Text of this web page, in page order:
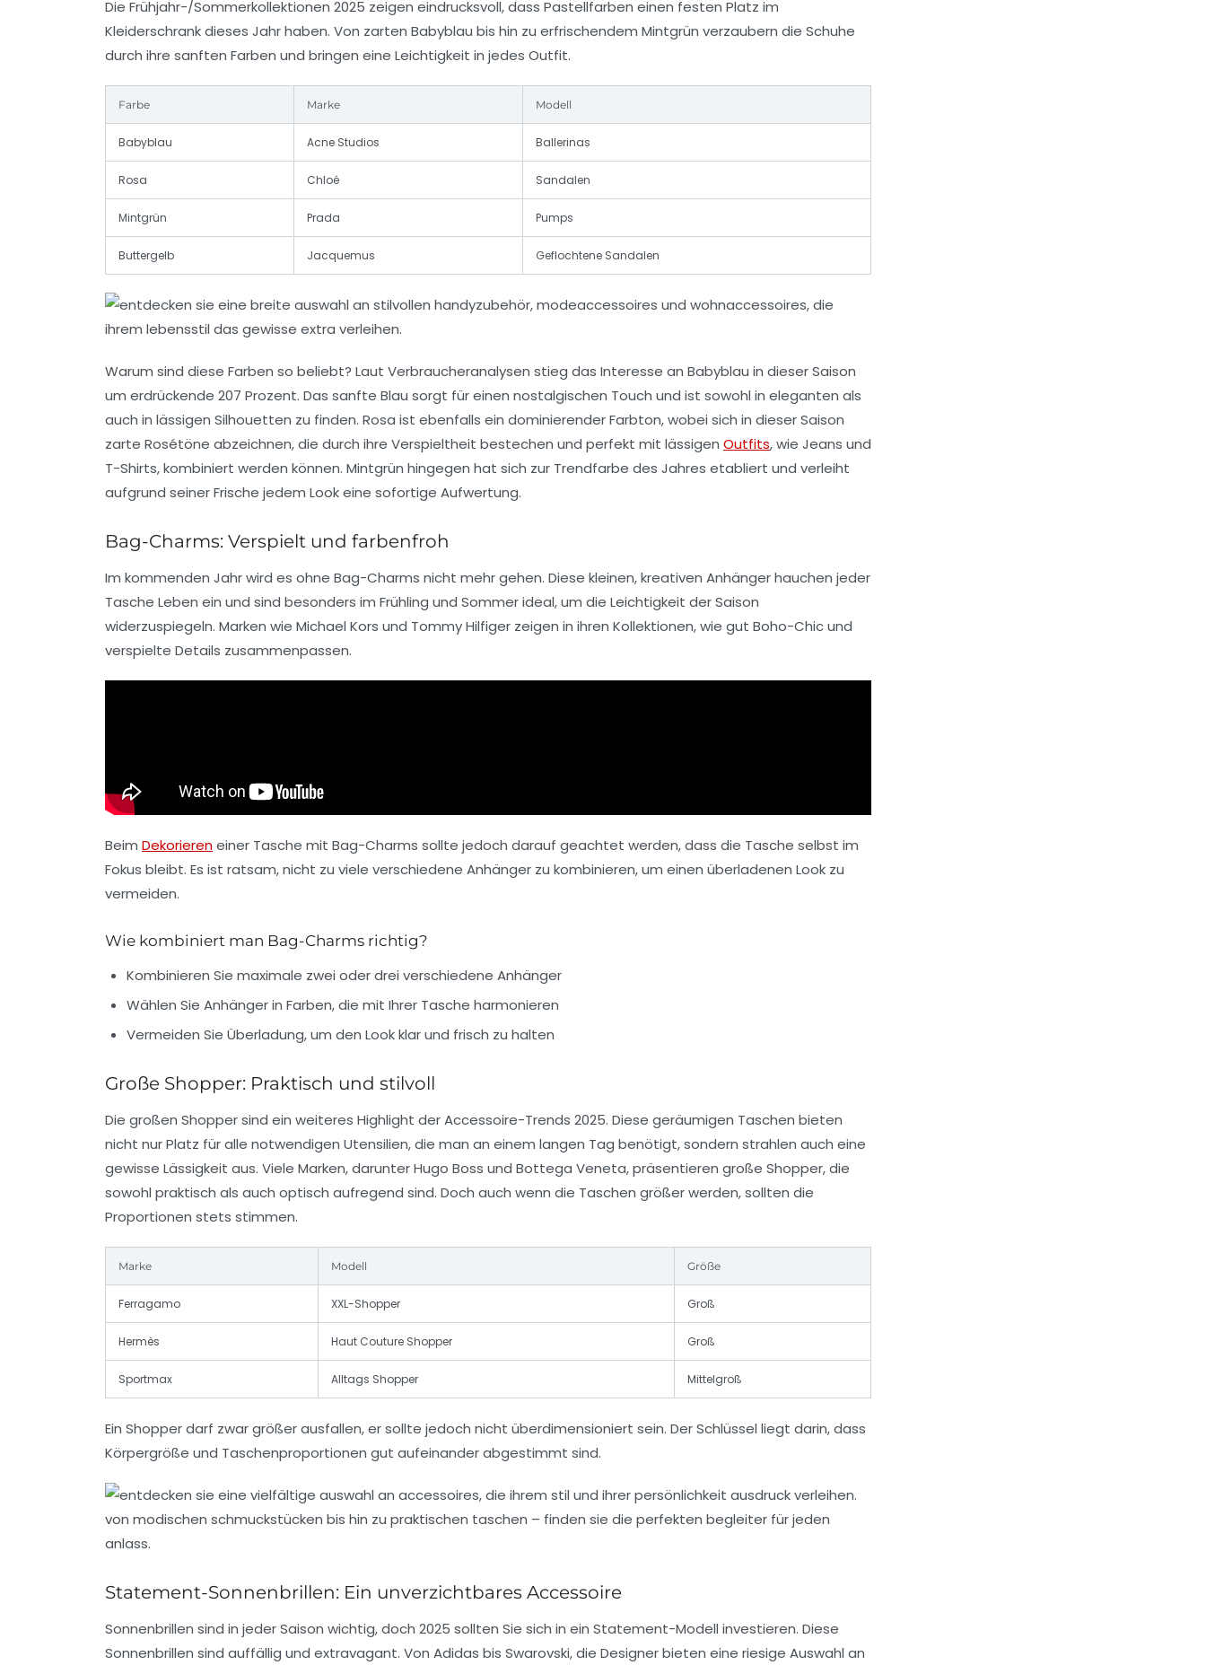
Die Frühjahr-/Sommerkollektionen 2025 zeigen eindrucksvoll, dass Pastellfarben einen festen Platz im
Kleiderschrank dieses Jahr haben. Von zarten Babyblau bis hin zu erfrischendem Mintgrün verzaubern die Schuhe
durch ihre sanften Farben und bringen eine Leichtigkeit in jedes Outfit.
Farbe Marke Modell
Babyblau Acne Studios Ballerinas
Rosa Chloé Sandalen
Mintgrün Prada Pumps
Buttergelb Jacquemus Geflochtene Sandalen
Warum sind diese Farben so beliebt? Laut Verbraucheranalysen stieg das Interesse an Babyblau in dieser Saison
um erdrückende 207 Prozent. Das sanfte Blau sorgt für einen nostalgischen Touch und ist sowohl in eleganten als
auch in lässigen Silhouetten zu finden. Rosa ist ebenfalls ein dominierender Farbton, wobei sich in dieser Saison
zarte Rosétöne abzeichnen, die durch ihre Verspieltheit bestechen und perfekt mit lässigen Outfits, wie Jeans und
T-Shirts, kombiniert werden können. Mintgrün hingegen hat sich zur Trendfarbe des Jahres etabliert und verleiht
aufgrund seiner Frische jedem Look eine sofortige Aufwertung.
Bag-Charms: Verspielt und farbenfroh
Im kommenden Jahr wird es ohne Bag-Charms nicht mehr gehen. Diese kleinen, kreativen Anhänger hauchen jeder
Tasche Leben ein und sind besonders im Frühling und Sommer ideal, um die Leichtigkeit der Saison
widerzuspiegeln. Marken wie Michael Kors und Tommy Hilfiger zeigen in ihren Kollektionen, wie gut Boho-Chic und
verspielte Details zusammenpassen.
Beim Dekoriereneiner Tasche mit Bag-Charms sollte jedoch darauf geachtet werden, dass die Tasche selbst im
Fokus bleibt. Es ist ratsam, nicht zu viele verschiedene Anhänger zu kombinieren, um einen überladenen Look zu
vermeiden.
Wie kombiniert man Bag-Charms richtig?
Kombinieren Sie maximale zwei oder drei verschiedene Anhänger
Wählen Sie Anhänger in Farben, die mit Ihrer Tasche harmonieren
Vermeiden Sie Überladung, um den Look klar und frisch zu halten
Große Shopper: Praktisch und stilvoll
Die großen Shopper sind ein weiteres Highlight der Accessoire-Trends 2025. Diese geräumigen Taschen bieten
nicht nur Platz für alle notwendigen Utensilien, die man an einem langen Tag benötigt, sondern strahlen auch eine
gewisse Lässigkeit aus. Viele Marken, darunterHugo Boss und Bottega Veneta, präsentieren große Shopper, die
sowohl praktisch als auch optisch aufregend sind. Doch auch wenn die Taschen größer werden, sollten die
Proportionen stets stimmen.
Marke Modell Größe
Ferragamo XXL-Shopper Groß
Hermès Haut Couture Shopper Groß
Sportmax Alltags Shopper Mittelgroß
Ein Shopper darf zwar größer ausfallen, er sollte jedoch nicht überdimensioniert sein. Der Schlüssel liegt darin, dass
Körpergröße und Taschenproportionen gut aufeinander abgestimmt sind.
Statement-Sonnenbrillen: Ein unverzichtbares Accessoire
Sonnenbrillen sind in jeder Saison wichtig, doch 2025 sollten Sie sich in ein Statement-Modell investieren. Diese
Sonnenbrillen sind auffällig und extravagant. Von Adidas bis Swarovski, die Designer bieten eine riesige Auswahl an